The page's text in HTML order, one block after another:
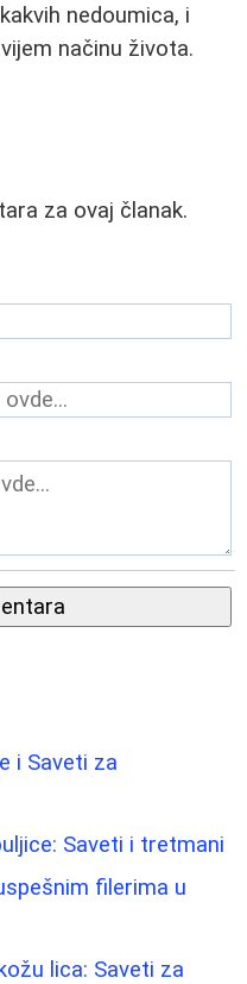
nedoumica, i
načinu života.
za ovaj članak.
i Saveti za
Saveti i tretmani
filerima u
lica: Saveti za